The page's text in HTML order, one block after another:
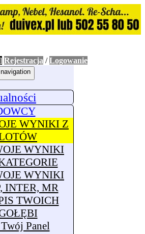
Rejestracja /Logowanie
WYNIKI Z
WYNIKI
WYNIKI
INTER, MR
TWOICH
Panel